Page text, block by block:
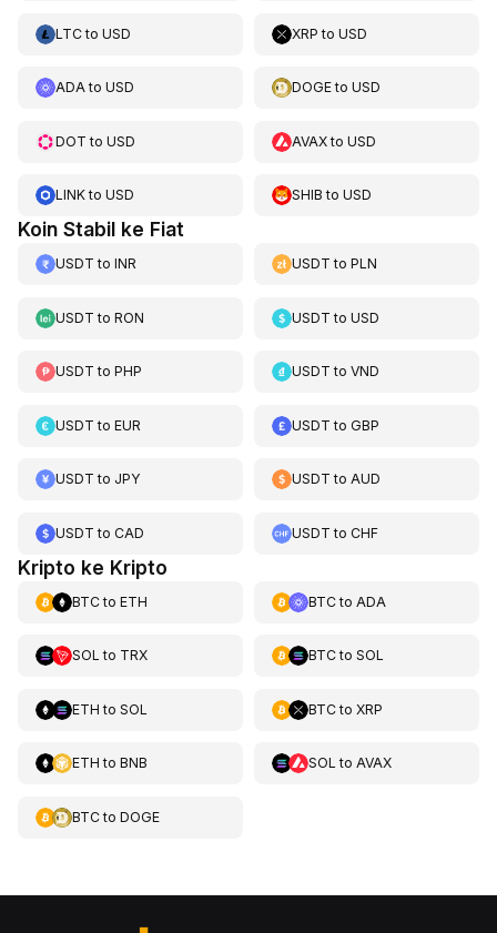
LTCto USD XRP toUSD
ADAto USD DOGEtoUSD
DOT to USD AVAXtoUSD
LINKto USD SHIB toUSD
Koin Stabil ke Fiat
USDT to INR USDT toPLN
USDT to RON USDT toUSD
USDT to PHP USDT toVND
USDT to EUR USDT toGBP
USDT to JPY USDT toAUD
USDT to CAD USDT toCHF
Kripto ke Kripto
BTCto ETH BTCto ADA
SOL to TRX BTCto SOL
ETH to SOL BTCto XRP
ETH to BNB SOL to AVAX
BTCto DOGE